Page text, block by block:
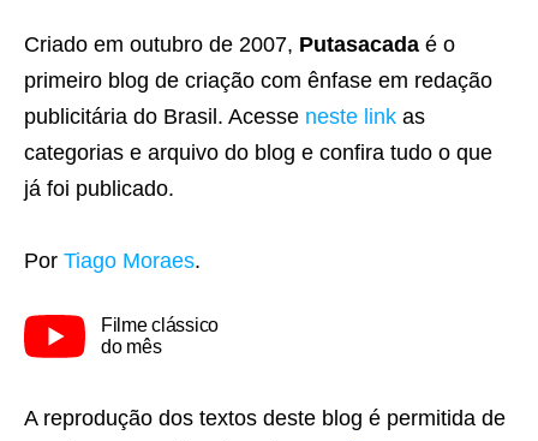
Criado em outubro de 2007, Putasacada é o
primeiro blog de criação com ênfase em redação
publicitária do Brasil. Acesse neste link as
categorias e arquivo do blog e confira tudo o que
já foi publicado.
Por Tiago Moraes.
Filme clássico
do mês
A reprodução dos textos deste blog é permitida de